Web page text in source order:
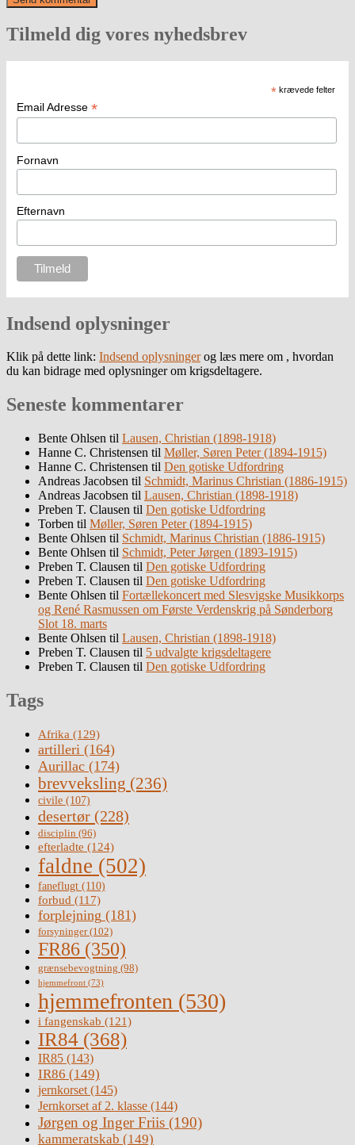
Tilmeld dig vores nyhedsbrev
* krævede felter
Email Adresse *
Fornavn
Efternavn
Indsend oplysninger
Klik på dette link: Indsend oplysningerog læs mere om , hvordan
du kan bidrage med oplysninger om krigsdeltagere.
Seneste kommentarer
Bente Ohlsen til Lausen, Christian (1898-1918)
Hanne C. Christensen til Møller, Søren Peter (1894-1915)
Hanne C. Christensen til Den gotiske Udfordring
Andreas Jacobsen til Schmidt, Marinus Christian (1886-1915)
Andreas Jacobsen til Lausen, Christian (1898-1918)
Preben T. Clausen til Den gotiske Udfordring
Torben til Møller, Søren Peter (1894-1915)
Bente Ohlsen til Schmidt, Marinus Christian (1886-1915)
Bente Ohlsen til Schmidt, Peter Jørgen (1893-1915)
Preben T. Clausen til Den gotiske Udfordring
Preben T. Clausen til Den gotiske Udfordring
Bente Ohlsen til Fortællekoncert med Slesvigske Musikkorps
og René Rasmussen om Første Verdenskrig på Sønderborg
Slot 18. marts
Bente Ohlsen til Lausen, Christian (1898-1918)
Preben T. Clausen til 5 udvalgte krigsdeltagere
Preben T. Clausen til Den gotiske Udfordring
Tags
Afrika (129)
artilleri (164)
Aurillac (174)
brevveksling (236)
civile (107)
desertør (228)
disciplin (96)
efterladte (124)
faldne (502)
faneflugt (110)
forbud (117)
forplejning (181)
forsyninger(102)
FR86 (350)
grænsebevogtning (98)
hjemmefront (73)
hjemmefronten (530)
i fangenskab (121)
IR84 (368)
IR85 (143)
IR86 (149)
jernkorset(145)
Jernkorset af 2. klasse (144)
Jørgen og Inger Friis (190)
kammeratskab (149)